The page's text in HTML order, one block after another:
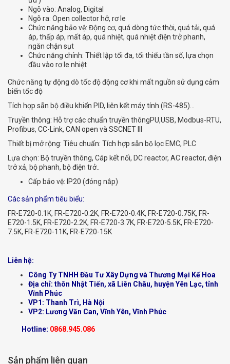
Ngõ vào: Analog, Digital
Ngõ ra: Open collector hở, rơ le
Chức năng bảo vệ: Động cơ, quá dòng tức thời, quá tải, quá
áp, thấp áp, mất áp, quá nhiệt, quá nhiệt điện trở phanh,
ngăn chặn sụt
Chức năng chính: Thiết lập tối đa, tối thiểu tần số, lựa chọn
đầu vào rơ le nhiệt
Chức năng tự động dò tốc độ động cơ khi mất nguồn sử dụng cảm
biến tốc độ
Tích hợp sẵn bộ điều khiển PID, liên kết máy tính (RS-485)…
Truyền thông: Hỗ trợ các chuẩn truyền thôngPU,USB, Modbus-RTU,
Profibus, CC-Link, CAN open và SSCNET III
Thiết bị mở rộng: Tiêu chuẩn: Tích hợp sẵn bộ lọc EMC, PLC
Lựa chọn: Bộ truyền thông, Cáp kết nối, DC reactor, AC reactor, điện
trở xả, bộ phanh, bộ điện trở..
Cấp bảo vệ: IP20 (đóng nắp)
Các sản phẩm tiêu biểu:
FR-E720-0.1K, FR-E720-0.2K, FR-E720-0.4K, FR-E720-0.75K, FR-
E720-1.5K, FR-E720-2.2K, FR-E720-3.7K, FR-E720-5.5K, FR-E720-
7.5K, FR-E720-11K, FR-E720-15K
Liên hệ:
Công Ty TNHH Đầu Tư Xây Dựng và Thương Mại Kế Hoa
Địa chỉ: thôn Nhật Tiến, xã Liên Châu, huyện Yên Lạc, tỉnh
Vĩnh Phúc
VP1: Thanh Trì, Hà Nội
VP2: Lương Văn Can, Vĩnh Yên, Vĩnh Phúc
Hotline: 0868.945.086
Sản phẩm liên quan